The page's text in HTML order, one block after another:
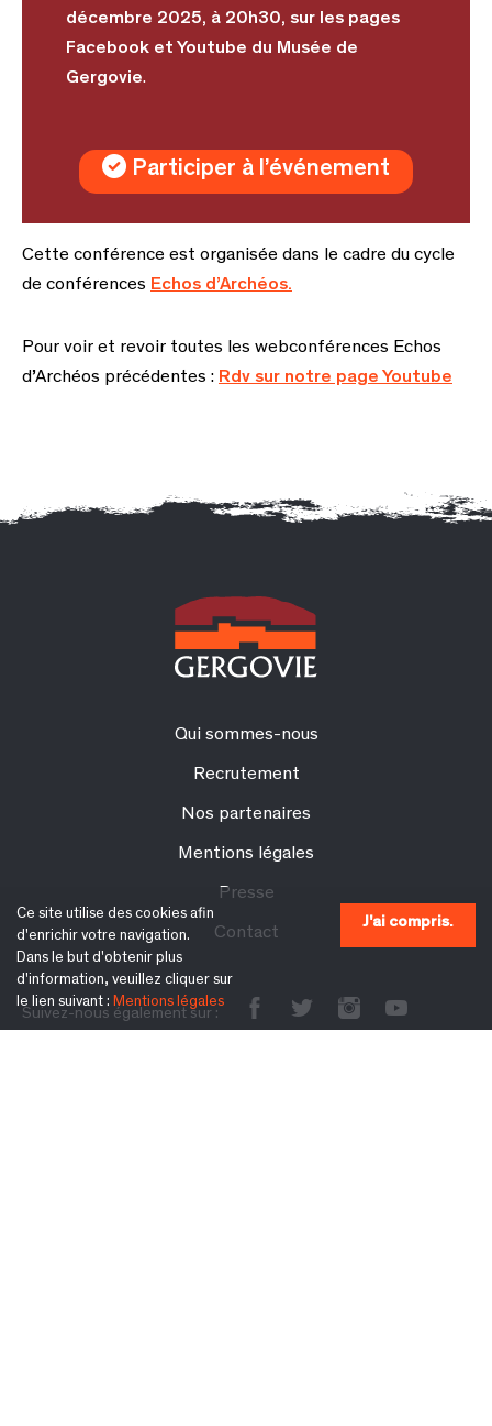
Ce site utilise des cookies afin
d'enrichir votre navigation.
Dans le but d'obtenir plus
d'information, veuillez cliquer sur
le lien suivant : Mentions légales
J'ai compris.
décembre 2025, à 20h30, sur les pages
Facebook et Youtube du Musée de
Gergovie.
Participer à l’événement
Cette conférence est organisée dans le cadre du cycle
de conférences Echos d’Archéos.
Pour voir et revoir toutes les webconférences Echos
d’Archéos précédentes : Rdv sur notre page Youtube
Qui sommes-nous
Recrutement
Nos partenaires
Mentions légales
Presse
Contact
Suivez-nous également sur :